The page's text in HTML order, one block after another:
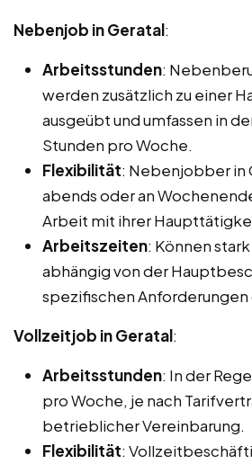
Nebenjob in Geratal:
Arbeitsstunden:
werden zusätzlich zu einer
ausgeübt und umfassen in
Stunden pro Woche.
Flexibilität: Nebenjobber in
abends oder an
Arbeit mit ihrer
Arbeitszeiten: Können
abhängig von der
spezifischen
Vollzeitjob in Geratal:
Arbeitsstunden: In der
pro Woche, je nach
betrieblicher Vereinbarung.
Flexibilität: